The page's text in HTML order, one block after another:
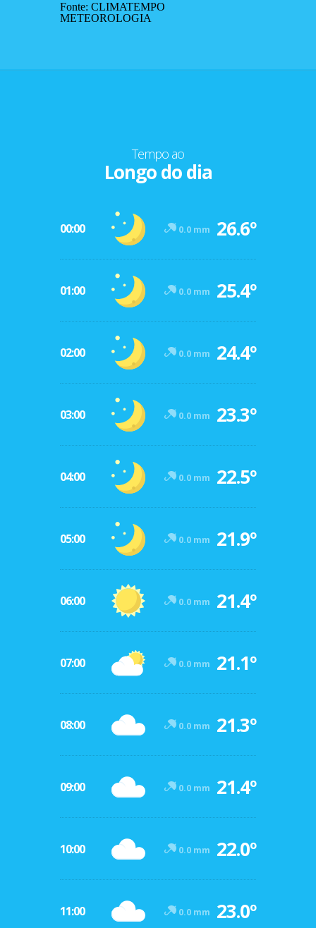
Fonte: CLIMATEMPO
METEOROLOGIA
Tempo ao
Longo do dia
00:00 0.0 mm 26.6º
01:00 0.0 mm 25.4º
02:00 0.0 mm 24.4º
03:00 0.0 mm 23.3º
04:00 0.0 mm 22.5º
05:00 0.0 mm 21.9º
06:00 0.0 mm 21.4º
07:00 0.0 mm 21.1º
08:00 0.0 mm 21.3º
09:00 0.0 mm 21.4º
10:00 0.0 mm 22.0º
11:00 0.0 mm 23.0º